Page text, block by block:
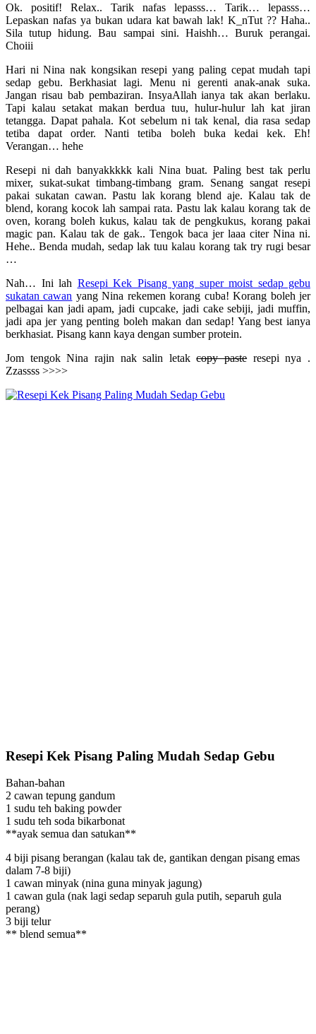
Ok. positif! Relax.. Tarik nafas lepasss… Tarik… lepasss…
Lepaskan nafas ya bukan udara kat bawah lak! K_nTut ?? Haha..
Sila tutup hidung. Bau sampai sini. Haishh… Buruk perangai.
Choiii
Hari ni Nina nak kongsikan resepi yang paling cepat mudah tapi
sedap gebu. Berkhasiat lagi. Menu ni gerenti anak-anak suka.
Jangan risau bab pembaziran. InsyaAllah ianya tak akan berlaku.
Tapi kalau setakat makan berdua tuu, hulur-hulur lah kat jiran
tetangga. Dapat pahala. Kot sebelum ni tak kenal, dia rasa sedap
tetiba dapat order. Nanti tetiba boleh buka kedai kek. Eh!
Verangan… hehe
Resepi ni dah banyakkkkk kali Nina buat. Paling best tak perlu
mixer, sukat-sukat timbang-timbang gram. Senang sangat resepi
pakai sukatan cawan. Pastu lak korang blend aje. Kalau tak de
blend, korang kocok lah sampai rata. Pastu lak kalau korang tak de
oven, korang boleh kukus, kalau tak de pengkukus, korang pakai
magic pan. Kalau tak de gak.. Tengok baca jer laaa citer Nina ni.
Hehe.. Benda mudah, sedap lak tuu kalau korang tak try rugi besar
…
Nah… Ini lah Resepi Kek Pisang yang super moist sedap gebu
sukatan cawan yang Nina rekemen korang cuba! Korang boleh jer
pelbagai kan jadi apam, jadi cupcake, jadi cake sebiji, jadi muffin,
jadi apa jer yang penting boleh makan dan sedap! Yang best ianya
berkhasiat. Pisang kann kaya dengan sumber protein.
Jom tengok Nina rajin nak salin letakcopy pasteresepi nya .
Zzassss >>>>
Resepi Kek Pisang Paling Mudah Sedap Gebu
Bahan-bahan
2 cawan tepung gandum
1 sudu teh baking powder
1 sudu teh soda bikarbonat
**ayak semua dan satukan**
4 biji pisang berangan (kalau tak de, gantikan dengan pisang emas
dalam 7-8 biji)
1 cawan minyak (nina guna minyak jagung)
1 cawan gula (nak lagi sedap separuh gula putih, separuh gula
perang)
3 biji telur
** blend semua**